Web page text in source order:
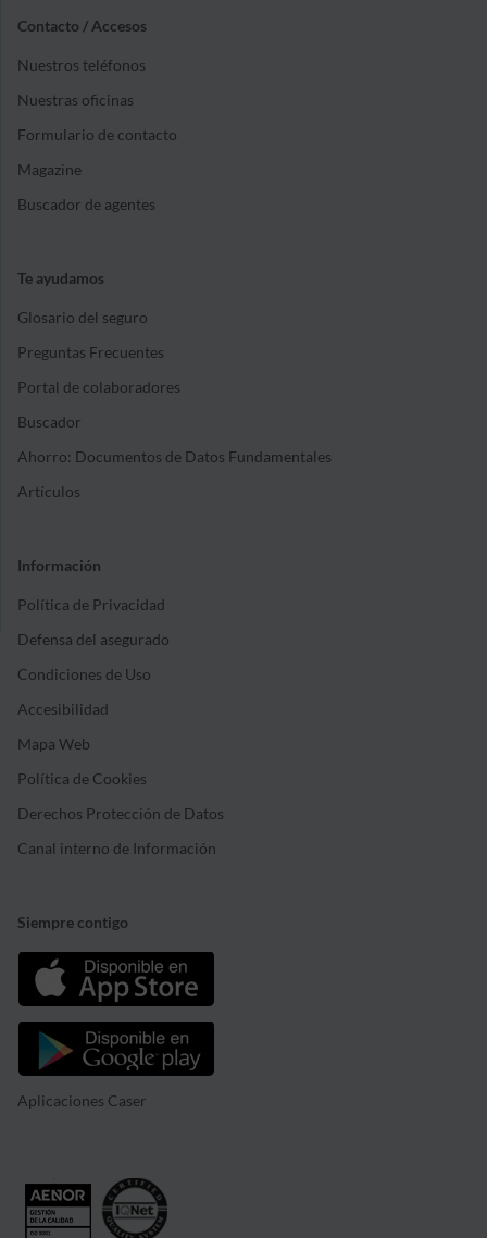
Contacto / Accesos
Nuestros teléfonos
Nuestras oficinas
Formulario de contacto
Magazine
Buscador de agentes
Te ayudamos
Glosario del seguro
Preguntas Frecuentes
Portal de colaboradores
Buscador
Ahorro: Documentos de Datos Fundamentales
Artículos
Información
Política de Privacidad
Defensa del asegurado
Condiciones de Uso
Accesibilidad
Mapa Web
Política de Cookies
Derechos Protección de Datos
Canal interno de Información
Siempre contigo
Aplicaciones Caser